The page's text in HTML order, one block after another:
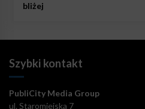
bliżej
Szybki kontakt
PubliCity Media Group
ul. Staromiejska 7